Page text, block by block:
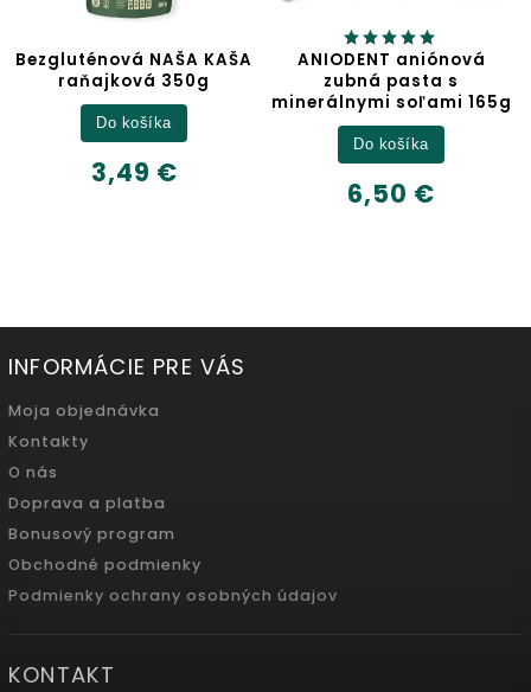
Bezgluténová NAŠA KAŠA
raňajková 350g
3,49 €
Do košíka
ANIODENT aniónová
zubná pasta s
minerálnymi soľami 165g
6,50 €
Do košíka
INFORMÁCIE PRE VÁS
Moja objednávka
Kontakty
O nás
Doprava a platba
Bonusový program
Obchodné podmienky
Podmienky ochrany osobných údajov
KONTAKT